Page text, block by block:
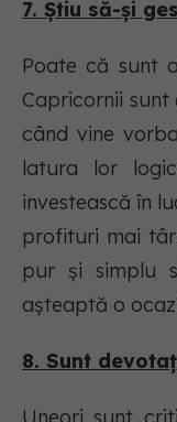
7. Știu să-și
Poate că sunt
Capricornii
când vine
latura lor
investească în
profituri mai
pur și simplu
așteaptă o
8. Sunt